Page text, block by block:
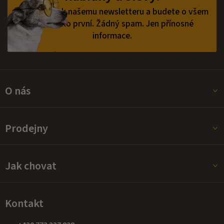
v
ý
p
i
Přihlaste se k našemu newsletteru a budete o všem
vědět jako první. Žádný spam. Jen přínosné
informace.
O nás
Prodejny
Jak chovat
Kontakt